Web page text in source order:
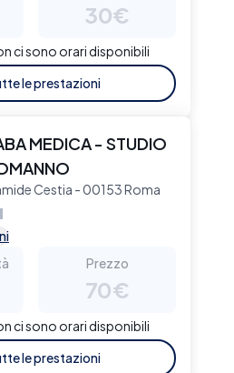
30€
ci sono orari disponibili
le prestazioni
MEDICA - STUDIO
Cestia - 00153 Roma
Prezzo
70€
ci sono orari disponibili
le prestazioni